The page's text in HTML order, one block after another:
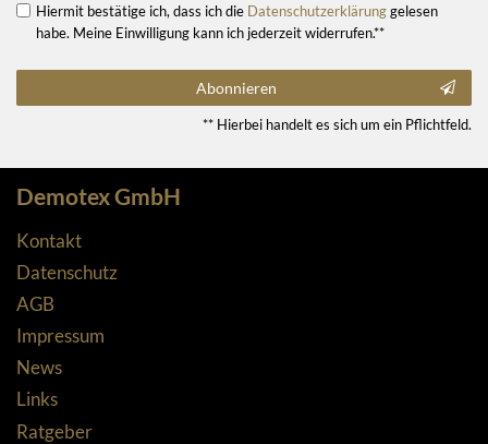
Hiermit bestätige ich, dass ich die Daten­schutz­erklärunggelesen
habe. Meine Einwilligung kann ich jederzeit widerrufen.**
Abonnieren
** Hierbei handelt es sich um ein Pflichtfeld.
Demotex GmbH
Kontakt
Datenschutz
AGB
Impressum
News
Links
Ratgeber